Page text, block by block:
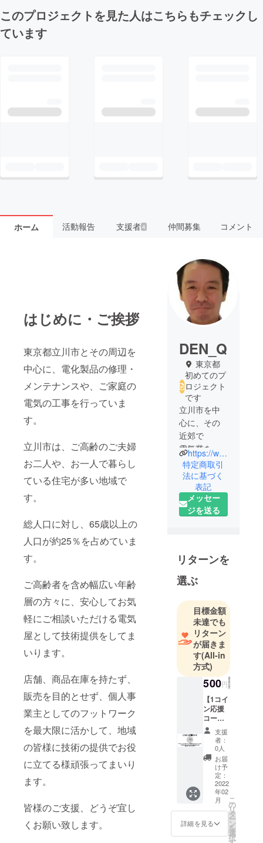
このプロジェクトを見た人はこちらもチェックし
ています
ホーム 活動報告 支援者4 仲間募集 コメント
はじめに・ご挨拶
東京都立川市とその周辺を
中心に、電化製品の修理・
メンテナンスや、ご家庭の
電気の工事を行っていま
す。
立川市は、ご高齢のご夫婦
お二人や、お一人で暮らし
ている住宅が多い地域で
す。
総人口に対し、65歳以上の
人口が約25％を占めていま
す。
ご高齢者を含め幅広い年齢
層の方々に、安心してお気
軽にご相談いただける電気
屋として技術提供をしてま
いります。
店舗、商品在庫を持たず、
販売を目的とせず、個人事
業主としてのフットワーク
を最大限に活かして、地域
の皆様に技術の提供でお役
に立てる様頑張ってまいり
ます。
皆様のご支援、どうぞ宜し
くお願い致します。
DEN_Q
東京都
初めてのプ
ロジェクト
です
立川市を中
心に、その
近郊で
電気業を営
んでいま
す。
店舗、商品
在庫は持た
ず、
工事を中心
に
お客様の電
ごとに
できる限り
迅速に対応
させいただ
くように
承っており
宜しくお願
い致しま
す。
https://www.den-q.com
特定商取引
法に基づく
表記
メッセー
ジを送る
リターンを
選ぶ
目標金額
未達でも
リターン
が届きま
す(All-in
方式)
500円
【1コイ
ン応援
コー
ス】
Twitter
、また
は
Instagr
amをご
覧いた
だきご
支援く
ださっ
た方
へ。
Twitter
支援
者：
0人
お届
け予
定：
2022
年02
月
詳細を見る
こ
の
リ
タ
ー
ン
を
選
択